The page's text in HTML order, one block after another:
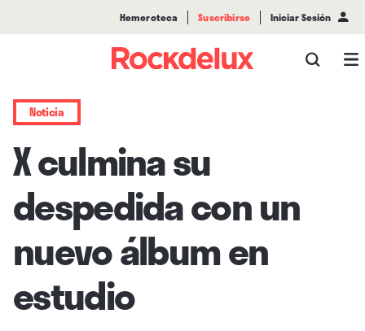
Hemeroteca Suscribirse Iniciar Sesión
Noticia
X culmina su
despedida con un
nuevo álbum en
estudio